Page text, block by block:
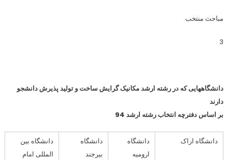
مباحث منتخب
3
دانشگاههایی که در رشته ارشد مکانیک گرایش ساخت و تولید پذیرش دانشجو
دارند
بر اساس دفترچه انتخاب رشته ارشد 94
دانشگاه اراک
دانشگاه
ارومیه
دانشگاه
بیرجند
دانشگاه بین
المللی امام